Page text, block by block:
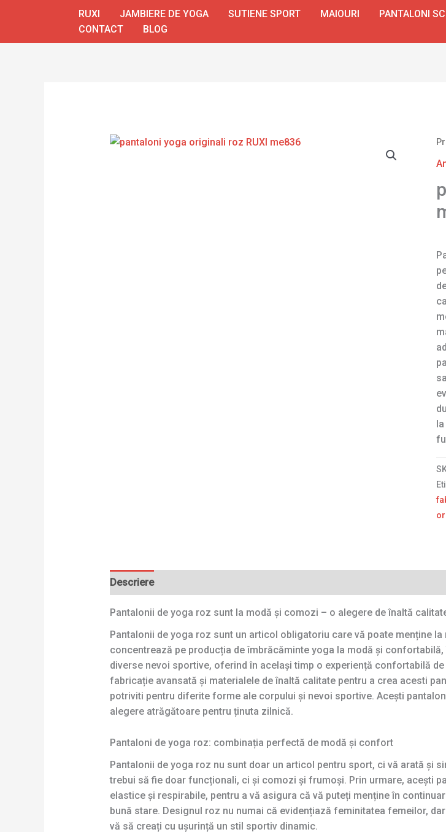
RUXI JAMBIERE DE YOGA SUTIENE SPORT MAIOURI PANTALONI
CONTACT
BLOG
Descriere
Pantalonii de yoga roz sunt la modă și comozi – o alegere de înaltă
Pantalonii de yoga roz sunt un articol obligatoriu care vă poate menține
concentrează pe producția de îmbrăcăminte yoga la modă și
diverse nevoi sportive, oferind în același timp o experiență confortabilă
fabricație avansată și materialele de înaltă calitate pentru a crea acesti
potriviti pentru diferite forme ale corpului și nevoi sportive. Acești
alegere atrăgătoare pentru ținuta zilnică.
Pantaloni de yoga roz: combinația perfectă de modă și confort
Pantalonii de yoga roz nu sunt doar un articol pentru sport, ci vă arată și
trebui să fie doar funcționali, ci și comozi și frumoși. Prin urmare, acești
elastice și respirabile, pentru a vă asigura că vă puteți menține în
bună stare. Designul roz nu numai că evidențiază feminitatea femeilor,
vă să creați cu ușurință un stil sportiv dinamic.